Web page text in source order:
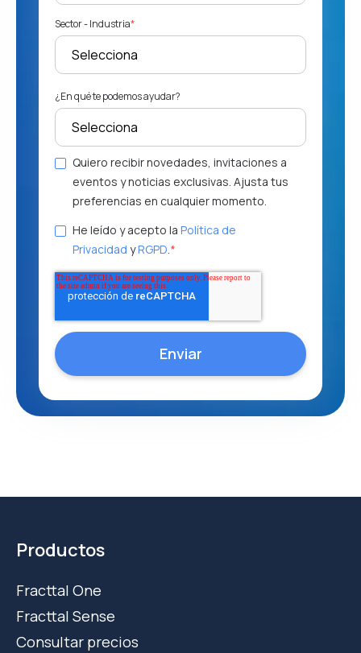
Sector - Industria*
¿En qué te podemos ayudar?
Quiero recibir novedades, invitaciones a
eventos y noticias exclusivas. Ajusta tus
preferencias en cualquier momento.
He leído y acepto la Política de
Privacidad yRGPD.*
Productos
Fracttal One
Fracttal Sense
Consultar precios